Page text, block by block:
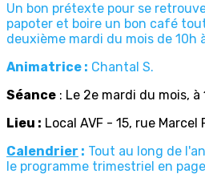
Un bon prétexte pour se
papoter et boire un bon café
deuxième mardi du mois de 10h
Animatrice : Chantal S.
Séance : Le 2e mardi du mois, à
Lieu : Local AVF - 15, rue Marcel
Calendrier : Tout au long de
le programme trimestriel en